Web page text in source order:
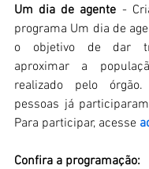
Um dia de agente -
programa Um dia de
o objetivo de dar
aproximar a
realizado pelo
pessoas já
Para participar, acesse
Confira a programação: